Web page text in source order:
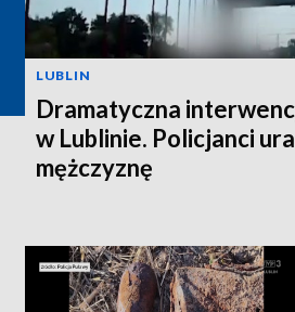
LUBLIN
Dramatyczna
w Lublinie. Policjanci
mężczyznę